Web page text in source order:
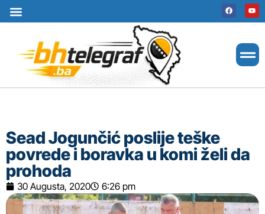
Sead Jogunčić poslije teške
povrede i boravka u komi želi da
prohoda
30 Augusta, 2020 6:26 pm